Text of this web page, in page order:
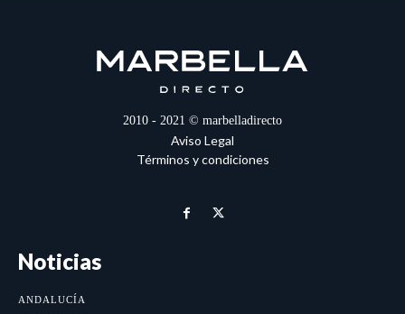
2010 - 2021 © marbelladirecto
Aviso Legal
Términos y condiciones
Noticias
ANDALUCÍA